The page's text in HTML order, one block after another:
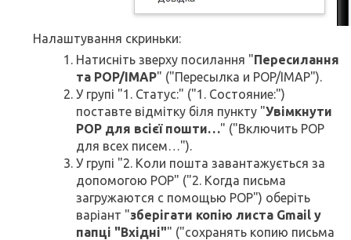
Налаштування скриньки:
Натисніть зверху посилання "Пересилання
та POP/IMAP" ("Пересылка и POP/IMAP").
У групі "1. Статус:" ("1. Состояние:")
поставте відмітку біля пункту "Увімкнути
POP для всієї пошти…" ("Включить POP
для всех писем…").
У групі "2. Коли пошта завантажується за
допомогою POP" ("2. Когда письма
загружаются с помощью POP") оберіть
варіант "зберігати копію листа Gmail у
папці "Вхідні"" ("сохранять копию письма